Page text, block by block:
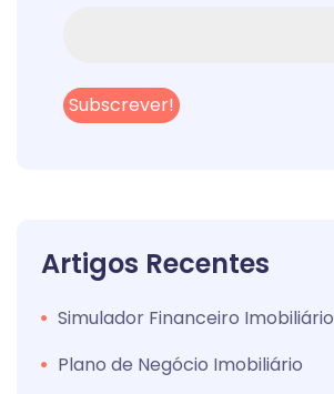
Artigos Recentes
Simulador Financeiro Imobiliário
Plano de Negócio Imobiliário